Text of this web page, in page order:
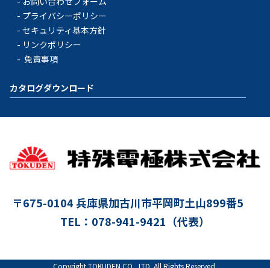
プライバシーポリシー
セキュリティ基本方針
リンクポリシー
免責事項
カタログダウンロード
〒675-0104 兵庫県加古川市平岡町土山899番5
TEL：078-941-9421（代表）
Copyright TOKUDEN CO., LTD. All Rights Reserved.